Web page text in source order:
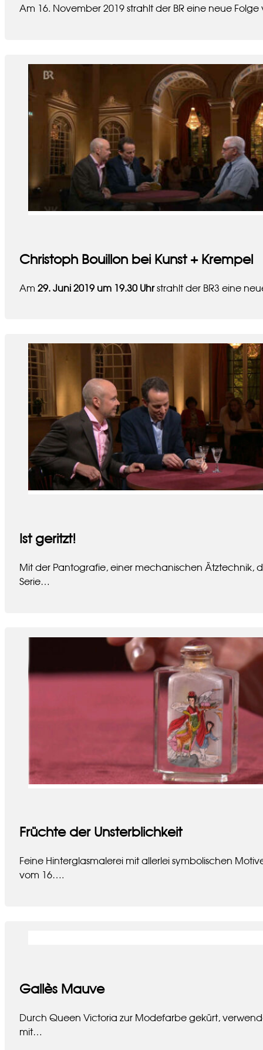
Am 16. November 2019 strahlt der BR eine neue
Christoph Bouillon bei Kunst + Krempel
Am 29. Juni 2019 um 19.30 Uhrstrahlt der BR3 eine
Ist geritzt!
Mit der Pantografie, einer mechanischen Ätztechnik,
Serie…
Früchte der Unsterblichkeit
Feine Hinterglasmalerei mit allerlei symbolischen
vom 16….
Gallès Mauve
Durch Queen Victoria zur Modefarbe gekürt,
mit…